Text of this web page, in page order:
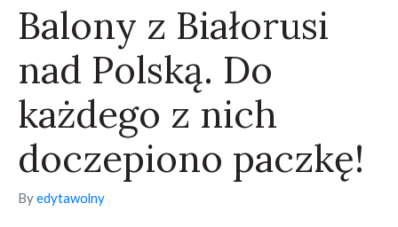
Balony z Białorusi
nad Polską. Do
każdego z nich
doczepiono paczkę!
Byedytawolny